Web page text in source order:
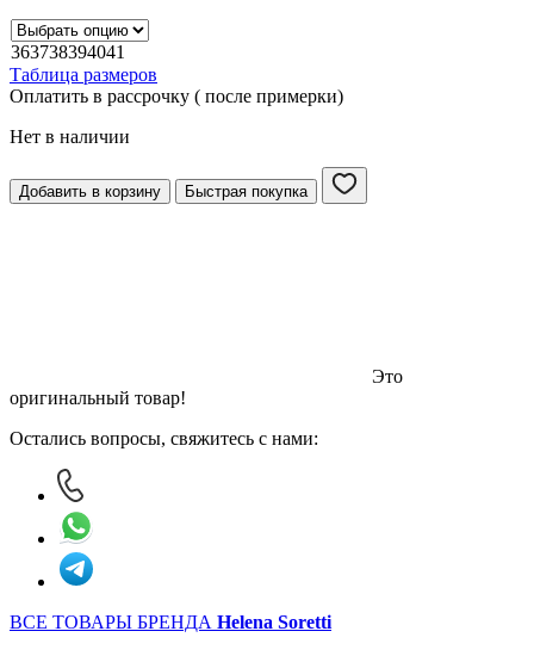
363738394041
Таблица размеров
Оплатить в рассрочку ( после примерки)
Нет в наличии
Добавить в корзину Быстрая покупка
Это
оригинальный товар!
Остались вопросы, свяжитесь с нами:
ВСЕ ТОВАРЫ БРЕНДА Helena Soretti